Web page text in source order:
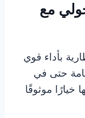
مع
بأداء قوي
تامة حتى في
خيارًا موثوقًا